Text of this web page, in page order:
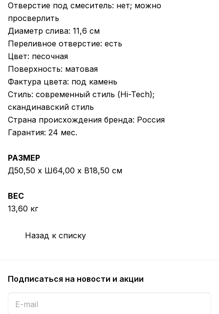
Отверстие под смеситель: нет; можно
просверлить
Диаметр слива: 11,6 см
Переливное отверстие: есть
Цвет: песочная
Поверхность: матовая
Фактура цвета: под камень
Стиль: современный стиль (Hi-Tech);
скандинавский стиль
Страна происхождения бренда: Россия
Гарантия: 24 мес.
РАЗМЕР
Д50,50 x Ш64,00 x В18,50 см
ВЕС
13,60 кг
Назад к списку
Подписаться на новости и акции